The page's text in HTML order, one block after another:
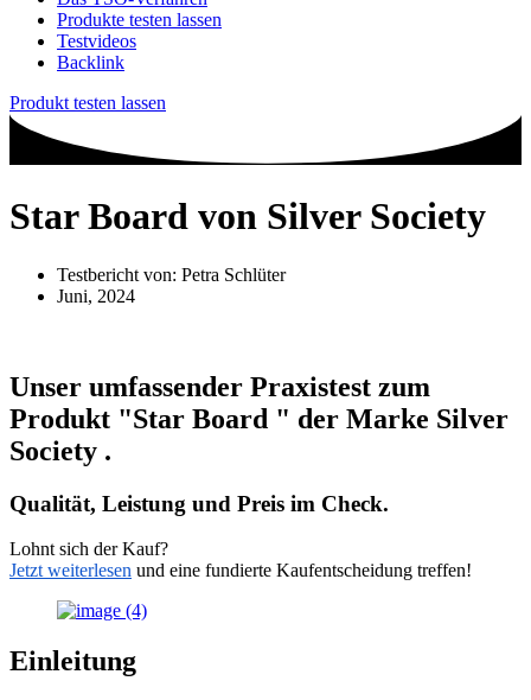
Produkte testen lassen
Testvideos
Backlink
Produkt testen lassen
Star Board von Silver Society
Testbericht von: Petra Schlüter
Juni, 2024
Unser umfassender Praxistest zum
Produkt "Star Board " der Marke Silver
Society .
Qualität, Leistung und Preis im Check.
Lohnt sich der Kauf?
Jetzt weiterlesen und eine fundierte Kaufentscheidung treffen!
Einleitung